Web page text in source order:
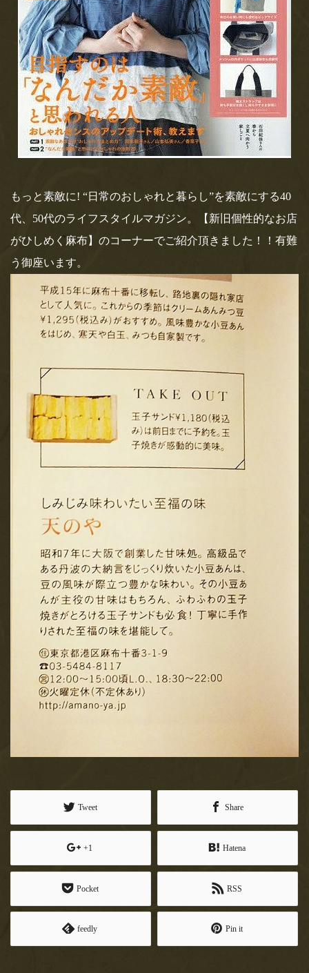
もっと素敵に! “日常のおしゃれと暮らし”を素敵にする40
代、50代のライフスタイルマガジン。【新旧個性的なお店
がひしめく麻布】のコーナーでご紹介頂きました！！有難
う御座います。
Tweet Share
+1 Hatena
Pocket RSS
feedly Pin it
テレビ東京さん、4月15日(水)18
時25分オンエア「アナタの常識
は、非常識。ソレダメ！」にて天のやがご
紹介されます！
テレビ東京さん、4月15日(水)18時25分オンエア「アナタの常識
は、非常識。ソレダメ！」“意外と知らないソ…
登録されている記事はございません。